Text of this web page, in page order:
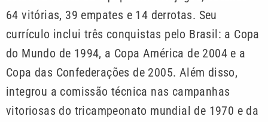
64 vitórias, 39 empates e 14 derrotas. Seu
currículo inclui três conquistas pelo Brasil: a Copa
do Mundo de 1994, a Copa América de 2004 e a
Copa das Confederações de 2005. Além disso,
integrou a comissão técnica nas campanhas
vitoriosas do tricampeonato mundial de 1970 e da